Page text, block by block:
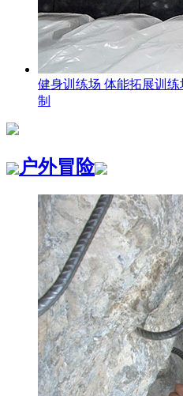
健身训练场 体能拓展训
制
户外冒险